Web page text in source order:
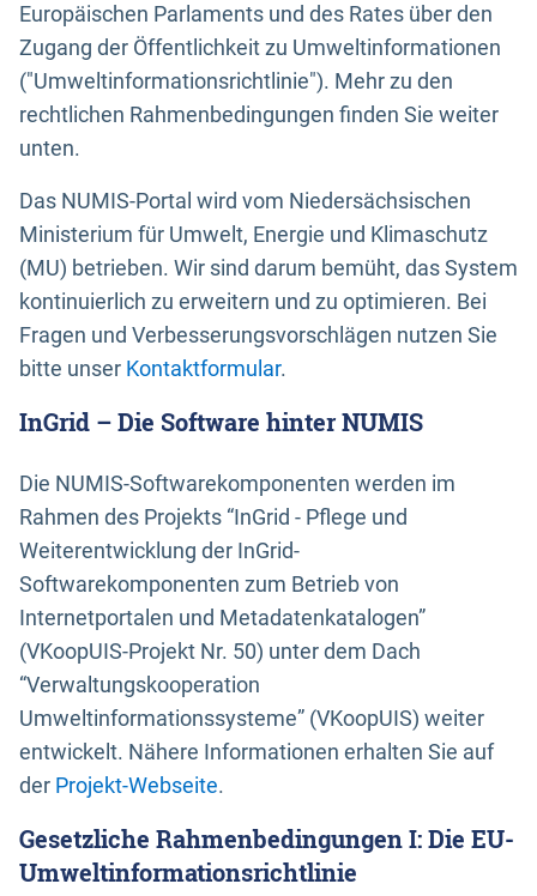
Europäischen Parlaments und des Rates über den
Zugang der Öffentlichkeit zu Umweltinformationen
("Umweltinformationsrichtlinie"). Mehr zu den
rechtlichen Rahmenbedingungen finden Sie weiter
unten.
Das NUMIS-Portal wird vom Niedersächsischen
Ministerium für Umwelt, Energie und Klimaschutz
(MU) betrieben. Wir sind darum bemüht, das System
kontinuierlich zu erweitern und zu optimieren. Bei
Fragen und Verbesserungsvorschlägen nutzen Sie
bitte unser Kontaktformular.
InGrid – Die Software hinter NUMIS
Die NUMIS-Softwarekomponenten werden im
Rahmen des Projekts “InGrid - Pflege und
Weiterentwicklung der InGrid-
Softwarekomponenten zum Betrieb von
Internetportalen und Metadatenkatalogen”
(VKoopUIS-Projekt Nr. 50) unter dem Dach
“Verwaltungskooperation
Umweltinformationssysteme” (VKoopUIS) weiter
entwickelt. Nähere Informationen erhalten Sie auf
der Projekt-Webseite.
Gesetzliche Rahmenbedingungen I: Die EU-
Umweltinformationsrichtlinie